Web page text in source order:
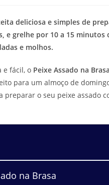
deliciosa e simples de
e grelhe por 10 a 15
e molhos.
e fácil, o Peixe Assado na Brasa
para um almoço de
o seu peixe assado
na Brasa